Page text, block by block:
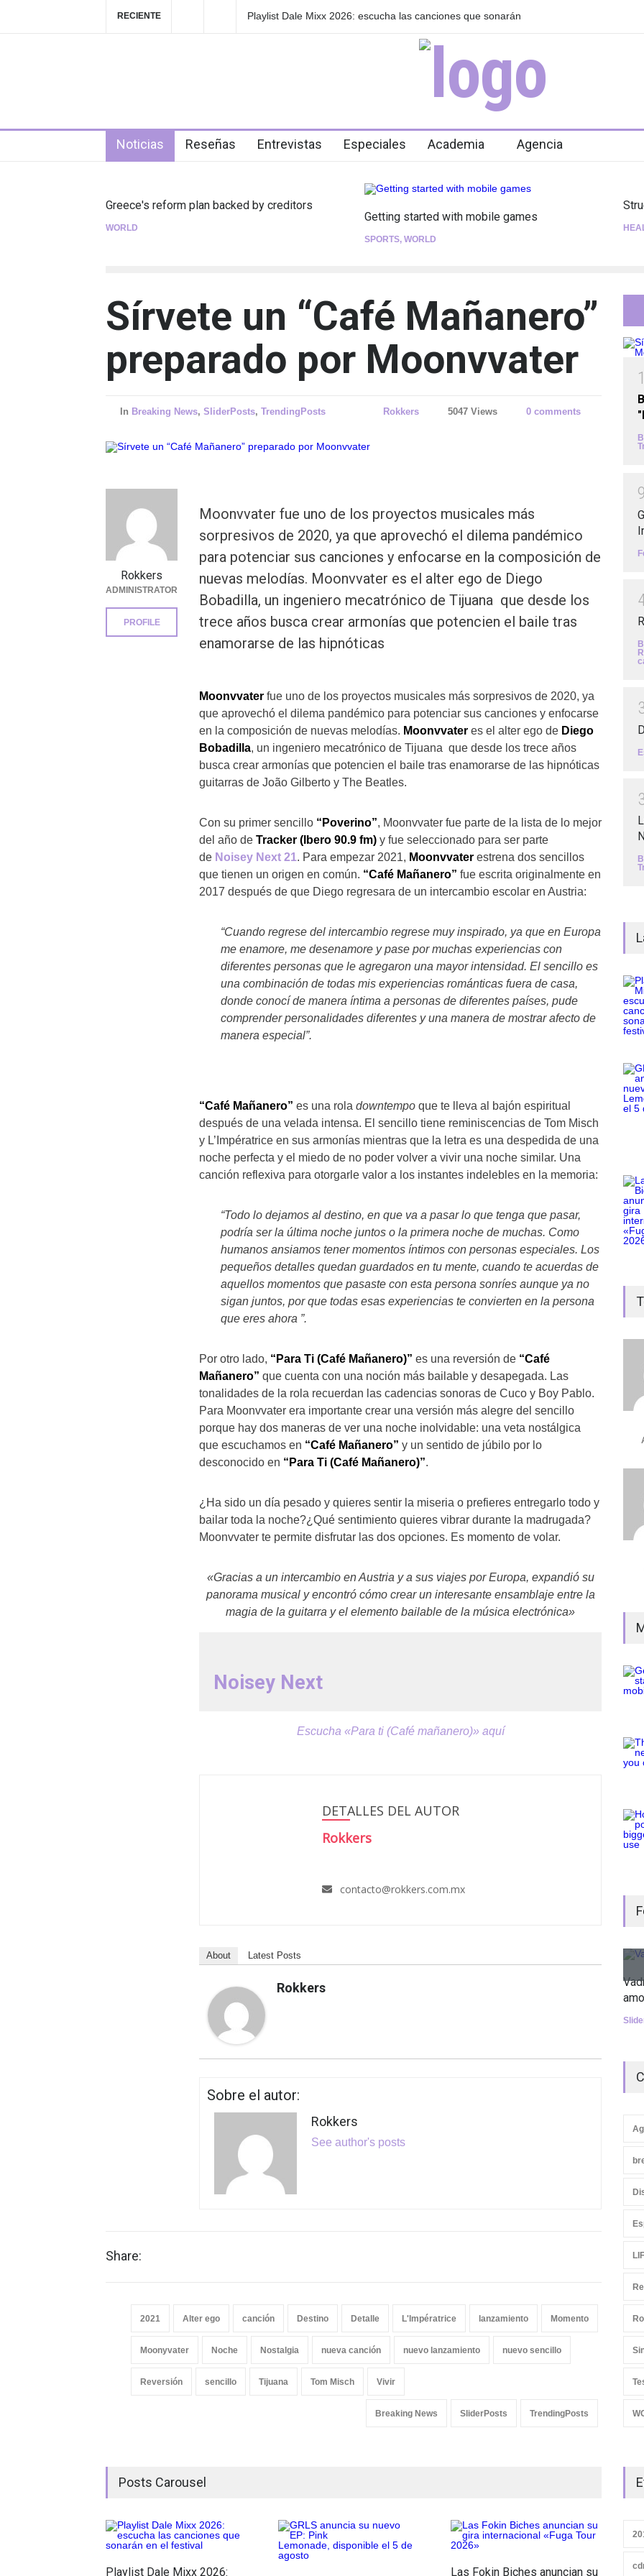
RECIENTE
Mixx 2026: escucha las canciones que sonarán
GRLS anuncia su nuevo EP: Pink Lemonade, disponible el 5
Las Fokin Biches
Noticias Reseñas Entrevistas Especiales Academia Agencia
Greece's reform plan backed by creditors
WORLD
Getting started with mobile games
SPORTS, WORLD
Sírvete un “Café Mañanero”
preparado por Moonvvater
In Breaking News, SliderPosts, TrendingPosts Rokkers 5047 Views 0 comments
Moonvvater fue uno de los proyectos musicales más
sorpresivos de 2020, ya que aprovechó el dilema pandémico
para potenciar sus canciones y enfocarse en la composición de
nuevas melodías. Moonvvater es el alter ego de Diego
Bobadilla, un ingeniero mecatrónico de Tijuana que desde los
trece años busca crear armonías que potencien el baile tras
enamorarse de las hipnóticas
Moonvvater fue uno de los proyectos musicales más sorpresivos de 2020, ya
que aprovechó el dilema pandémico para potenciar sus canciones y enfocarse
en la composición de nuevas melodías. Moonvvater es el alter ego de Diego
Bobadilla, un ingeniero mecatrónico de Tijuana que desde los trece años
busca crear armonías que potencien el baile tras enamorarse de las hipnóticas
guitarras de João Gilberto y The Beatles.
Con su primer sencillo “Poverino”, Moonvvater fue parte de la lista de lo mejor
del año de Tracker (Ibero 90.9 fm) y fue seleccionado para ser parte
de Noisey Next 21. Para empezar 2021, Moonvvater estrena dos sencillos
que tienen un origen en común. “Café Mañanero” fue escrita originalmente en
2017 después de que Diego regresara de un intercambio escolar en Austria:
“Cuando regrese del intercambio regrese muy inspirado, ya que en Europa
me enamore, me desenamore y pase por muchas experiencias con
diferentes personas que le agregaron una mayor intensidad. El sencillo es
una combinación de todas mis experiencias románticas fuera de casa,
donde conocí de manera íntima a personas de diferentes países, pude
comprender personalidades diferentes y una manera de mostrar afecto de
manera especial”.
“Café Mañanero” es una rola downtempo que te lleva al bajón espiritual
después de una velada intensa. El sencillo tiene reminiscencias de Tom Misch
y L’Impératrice en sus armonías mientras que la letra es una despedida de una
noche perfecta y el miedo de no poder volver a vivir una noche similar. Una
canción reflexiva para otorgarle valor a los instantes indelebles en la memoria:
“Todo lo dejamos al destino, en que va a pasar lo que tenga que pasar,
podría ser la última noche juntos o la primera noche de muchas. Como
humanos ansiamos tener momentos íntimos con personas especiales. Los
pequeños detalles quedan guardados en tu mente, cuando te acuerdas de
aquellos momentos que pasaste con esta persona sonríes aunque ya no
sigan juntos, por que todas esas experiencias te convierten en la persona
que eres ahora ”.
Por otro lado, “Para Ti (Café Mañanero)” es una reversión de “Café
Mañanero” que cuenta con una noción más bailable y desapegada. Las
tonalidades de la rola recuerdan las cadencias sonoras de Cuco y Boy Pablo.
Para Moonvvater era importante crear una versión más alegre del sencillo
porque hay dos maneras de ver una noche inolvidable: una veta nostálgica
que escuchamos en “Café Mañanero” y un sentido de júbilo por lo
desconocido en “Para Ti (Café Mañanero)”.
¿Ha sido un día pesado y quieres sentir la miseria o prefieres entregarlo todo y
bailar toda la noche?¿Qué sentimiento quieres vibrar durante la madrugada?
Moonvvater te permite disfrutar las dos opciones. Es momento de volar.
«Gracias a un intercambio en Austria y a sus viajes por Europa, expandió su
panorama musical y encontró cómo crear un interesante ensamblaje entre la
magia de la guitarra y el elemento bailable de la música electrónica»
Noisey Next
Escucha «Para ti (Café mañanero)» aquí
DETALLES DEL AUTOR
Rokkers
contacto@rokkers.com.mx
About Latest Posts
Rokkers
Sobre el autor:
Rokkers
See author's posts
Rokkers
ADMINISTRATOR
PROFILE
Share:
2021 Alter ego canción Destino Detalle L'Impératrice lanzamiento Momento
Moonyvater Noche Nostalgia nueva canción nuevo lanzamiento nuevo sencillo
Reversión sencillo Tijuana Tom Misch Vivir
Breaking News SliderPosts TrendingPosts
Posts Carousel
Playlist Dale Mixx 2026: Las Fokin Biches anuncian su
1
9